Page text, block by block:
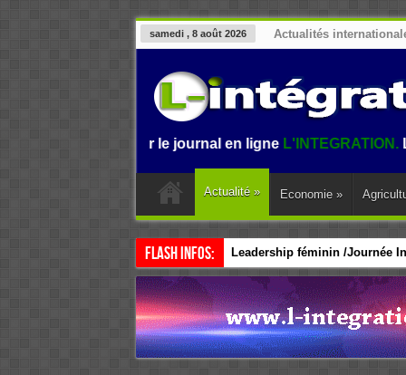
samedi , 8 août 2026 Actualités
sur le journal en ligneL'INTEGRATION.
Actualité » Economie »
Flash Infos: Leadership féminin /Journée